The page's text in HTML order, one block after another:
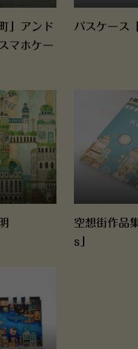
」アンド
マホケー
パスケース
空想街作品
s」